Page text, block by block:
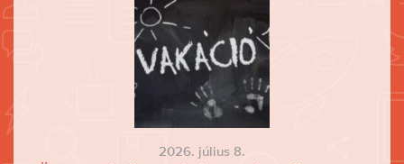
2026. július 8.